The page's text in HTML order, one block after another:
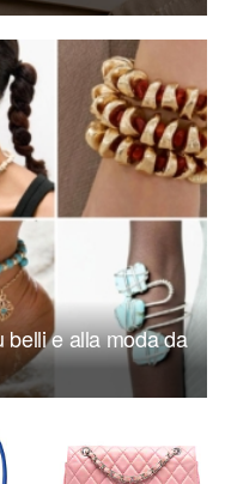
belli e alla moda da